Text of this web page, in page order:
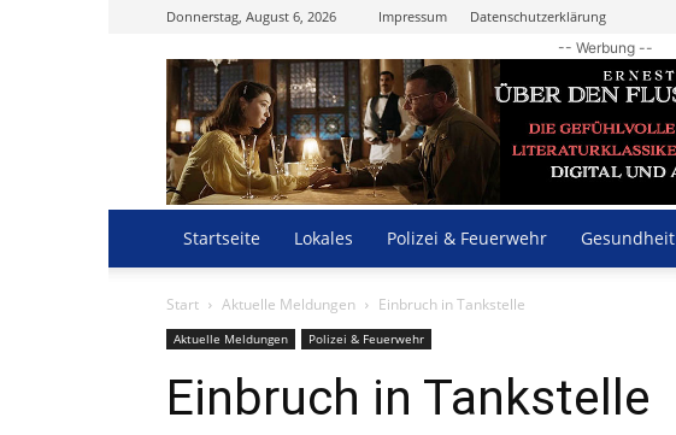
Donnerstag, August 6, 2026 Impressum Datenschutzerklärung
-- Werbung --
Startseite Lokales Polizei & Feuerwehr Gesundheit
Start Aktuelle Meldungen Einbruch in Tankstelle
Aktuelle Meldungen Polizei & Feuerwehr
Einbruch in Tankstelle